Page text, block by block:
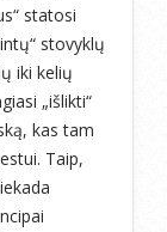
statosi
stovyklų
iki kelių
„išlikti“
kas tam
Taip,